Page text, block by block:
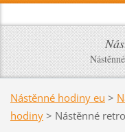
Nástěnné hodiny eu >
hodiny > Nástěnné